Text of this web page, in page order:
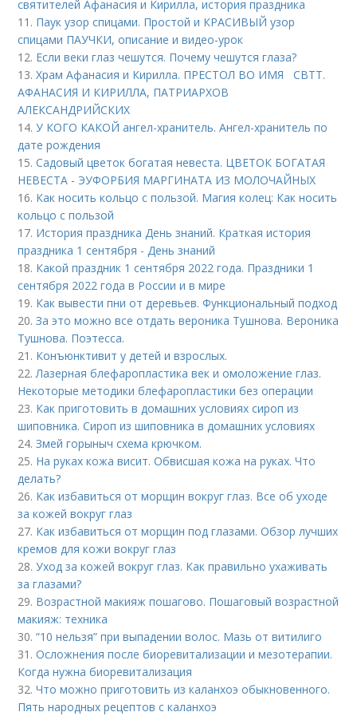
святителей Афанасия и Кирилла, история праздника
11. Паук узор спицами. Простой и КРАСИВЫЙ узор
спицами ПАУЧКИ, описание и видео-урок
12. Если веки глаз чешутся. Почему чешутся глаза?
13.Храм Афанасия и Кирилла. ПРЕСТОЛ ВО ИМЯ СВТТ.
АФАНАСИЯ И КИРИЛЛА, ПАТРИАРХОВ
АЛЕКСАНДРИЙСКИХ
14.У КОГО КАКОЙ ангел-хранитель. Ангел-хранитель по
дате рождения
15.Садовый цветок богатая невеста. ЦВЕТОК БОГАТАЯ
НЕВЕСТА - ЭУФОРБИЯ МАРГИНАТА ИЗ МОЛОЧАЙНЫХ
16. Как носить кольцо с пользой. Магия колец: Как носить
кольцо с пользой
17. История праздника День знаний. Краткая история
праздника 1 сентября - День знаний
18. Какой праздник 1 сентября 2022 года. Праздники 1
сентября 2022 года в России и в мире
19. Как вывести пни от деревьев. Функциональный подход
20.За это можно все отдать вероника Тушнова. Вероника
Тушнова. Поэтесса.
21. Конъюнктивит у детей и взрослых.
22.Лазерная блефаропластика век и омоложение глаз.
Некоторые методики блефаропластики без операции
23. Как приготовить в домашних условиях сироп из
шиповника. Сироп из шиповника в домашних условиях
24.Змей горыныч схема крючком.
25. На руках кожа висит. Обвисшая кожа на руках. Что
делать?
26. Как избавиться от морщин вокруг глаз. Все об уходе
за кожей вокруг глаз
27. Как избавиться от морщин под глазами. Обзор лучших
кремов для кожи вокруг глаз
28.Уход за кожей вокруг глаз. Как правильно ухаживать
за глазами?
29. Возрастной макияж пошагово. Пошаговый возрастной
макияж: техника
30.“10 нельзя” при выпадении волос. Мазь от витилиго
31.Осложнения после биоревитализации и мезотерапии.
Когда нужна биоревитализация
32.Что можно приготовить из каланхоэ обыкновенного.
Пять народных рецептов с каланхоэ